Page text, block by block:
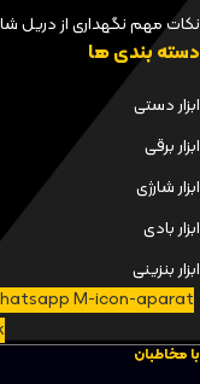
نکات مهم نگهداری از دریل
دسته بندی ها
ابزار دستی
ابزار برقی
ابزار شارژی
ابزار بادی
ابزار بنزینی
M-icon-aparat
با مخاطبان